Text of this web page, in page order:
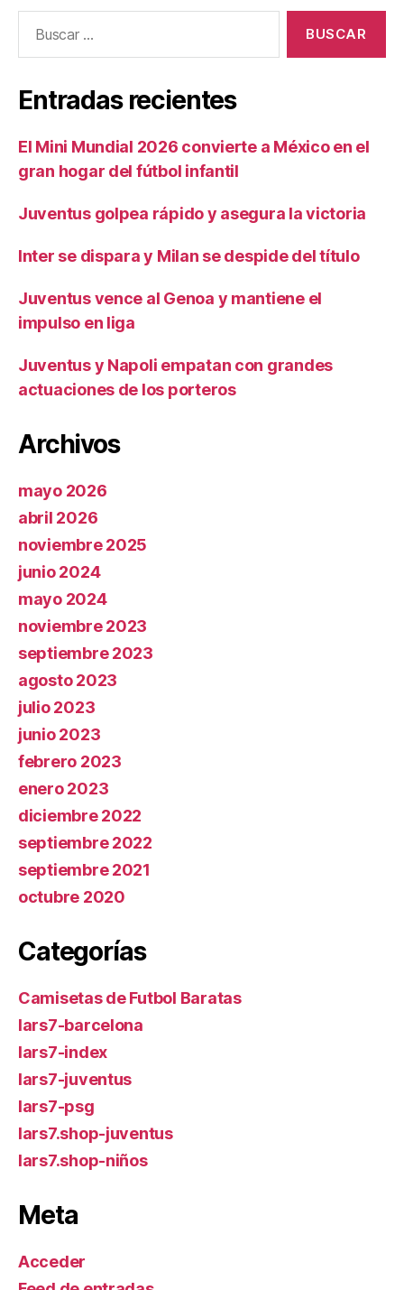
Entradas recientes
El Mini Mundial 2026 convierte a México en el
gran hogar del fútbol infantil
Juventus golpea rápido y asegura la victoria
Inter se dispara y Milan se despide del título
Juventus vence al Genoa y mantiene el
impulso en liga
Juventus y Napoli empatan con grandes
actuaciones de los porteros
Archivos
mayo 2026
abril 2026
noviembre 2025
junio 2024
mayo 2024
noviembre 2023
septiembre 2023
agosto 2023
julio 2023
junio 2023
febrero 2023
enero 2023
diciembre 2022
septiembre 2022
septiembre 2021
octubre 2020
Categorías
Camisetas de Futbol Baratas
lars7-barcelona
lars7-index
lars7-juventus
lars7-psg
lars7.shop-juventus
lars7.shop-niños
Meta
Acceder